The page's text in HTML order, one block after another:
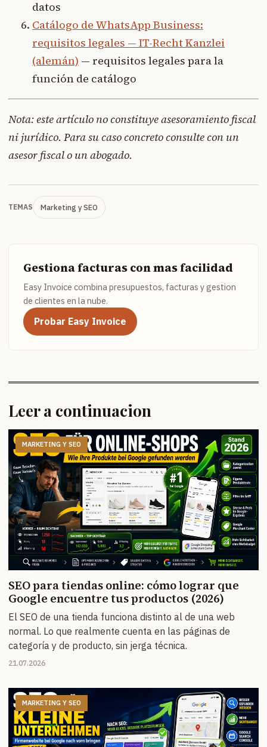
datos
Catálogo de WhatsApp Business:
requisitos legales — IT-Recht Kanzlei
(alemán) — requisitos legales para la
función de catálogo
Nota: este artículo no constituye asesoramiento fiscal
ni jurídico. Para su caso concreto consulte con un
asesor fiscal o un abogado.
TEMAS Marketing y SEO
Gestiona facturas con mas facilidad
Easy Invoice combina presupuestos, facturas y gestion
de clientes en la nube.
Probar Easy Invoice
Leer a continuacion
MARKETING Y SEO
SEO para tiendas online: cómo lograr que
Google encuentre tus productos (2026)
El SEO de una tienda funciona distinto al de una web
normal. Lo que realmente cuenta en las páginas de
categoría y de producto, sin jerga técnica.
21.07.2026
MARKETING Y SEO